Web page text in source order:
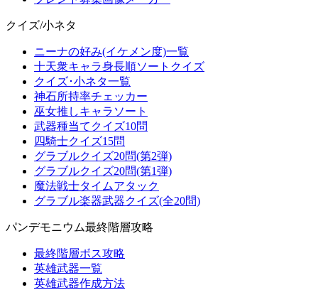
クイズ/小ネタ
ニーナの好み(イケメン度)一覧
十天衆キャラ身長順ソートクイズ
クイズ･小ネタ一覧
神石所持率チェッカー
巫女推しキャラソート
武器種当てクイズ10問
四騎士クイズ15問
グラブルクイズ20問(第2弾)
グラブルクイズ20問(第1弾)
魔法戦士タイムアタック
グラブル楽器武器クイズ(全20問)
パンデモニウム最終階層攻略
最終階層ボス攻略
英雄武器一覧
英雄武器作成方法